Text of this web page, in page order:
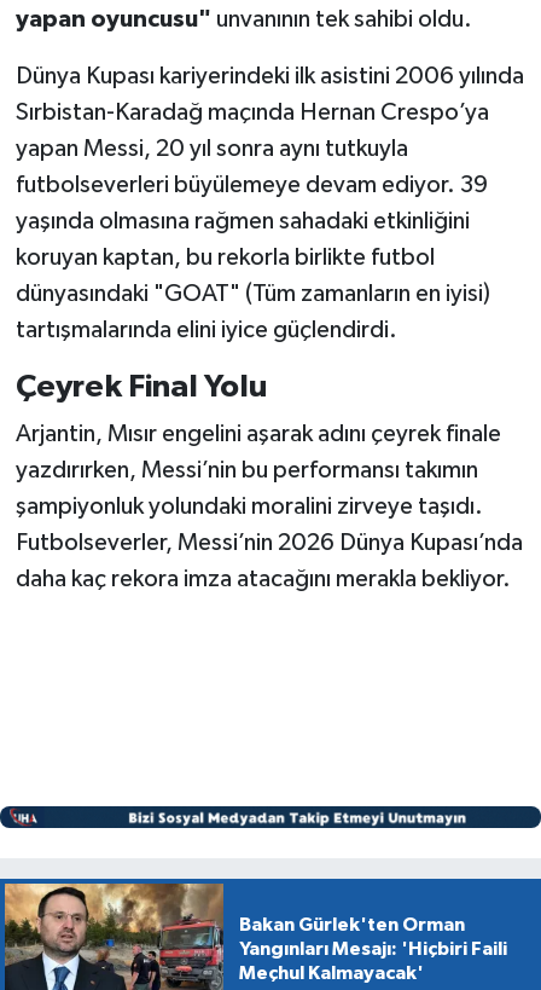
yapan oyuncusu" unvanının tek sahibi oldu.
Dünya Kupası kariyerindeki ilk asistini 2006 yılında
Sırbistan-Karadağ maçında Hernan Crespo’ya
yapan Messi, 20 yıl sonra aynı tutkuyla
futbolseverleri büyülemeye devam ediyor. 39
yaşında olmasına rağmen sahadaki etkinliğini
koruyan kaptan, bu rekorla birlikte futbol
dünyasındaki "GOAT" (Tüm zamanların en iyisi)
tartışmalarında elini iyice güçlendirdi.
Çeyrek Final Yolu
Arjantin, Mısır engelini aşarak adını çeyrek finale
yazdırırken, Messi’nin bu performansı takımın
şampiyonluk yolundaki moralini zirveye taşıdı.
Futbolseverler, Messi’nin 2026 Dünya Kupası’nda
daha kaç rekora imza atacağını merakla bekliyor.
Bakan Gürlek'ten Orman
Yangınları Mesajı: 'Hiçbiri Faili
Meçhul Kalmayacak'